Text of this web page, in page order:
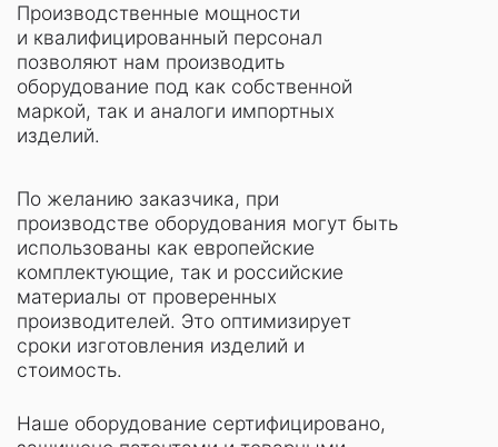
Производственные мощности
и квалифицированный персонал
позволяют нам производить
оборудование под как собственной
маркой, так и аналоги импортных
изделий.
По желанию заказчика, при
производстве оборудования могут быть
использованы как европейские
комплектующие, так и российские
материалы от проверенных
производителей. Это оптимизирует
сроки изготовления изделий и
стоимость.
Наше оборудование сертифицировано,